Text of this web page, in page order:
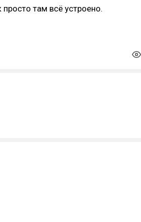
там всё устроено.